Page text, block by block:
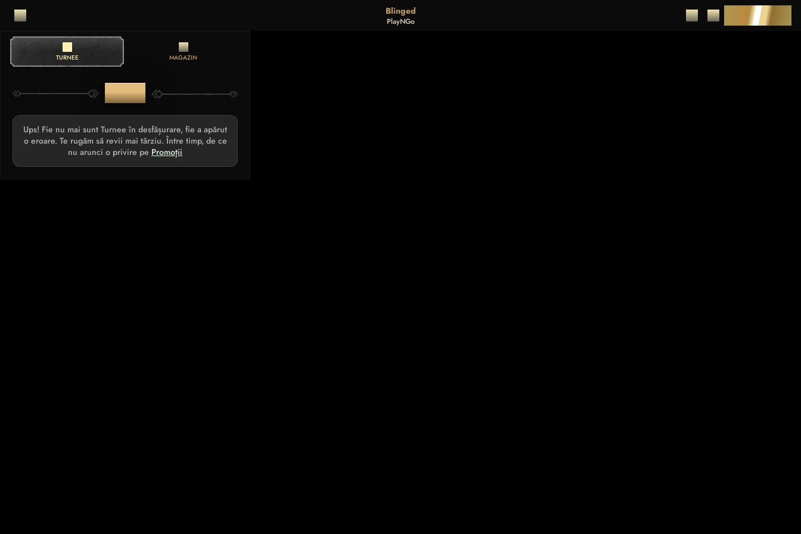
Blinged
PlayNGo DEPUNERE
TURNEE MAGAZIN
TURNEE
Ups! Fie nu mai sunt Turnee în desfășurare, fie a apărut
o eroare. Te rugăm să revii mai târziu. Între timp, de ce
nu arunci o privire pe Promoții